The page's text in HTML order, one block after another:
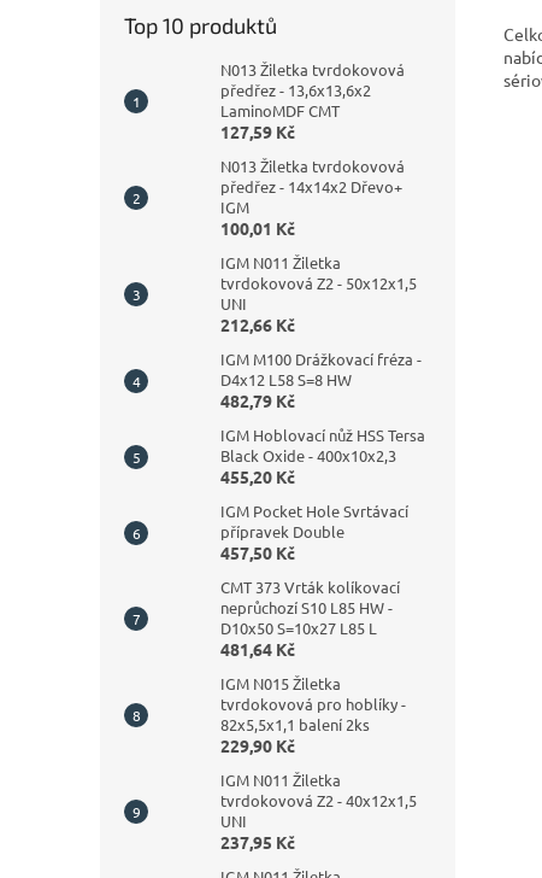
Top 10 produktů
N013 Žiletka tvrdokovová
předřez - 13,6x13,6x2
LaminoMDF CMT
127,59 Kč
N013 Žiletka tvrdokovová
předřez - 14x14x2 Dřevo+
IGM
100,01 Kč
IGM N011 Žiletka
tvrdokovová Z2 - 50x12x1,5
UNI
212,66 Kč
IGM M100 Drážkovací fréza -
D4x12 L58 S=8 HW
482,79 Kč
IGM Hoblovací nůž HSS Tersa
Black Oxide - 400x10x2,3
455,20 Kč
IGM Pocket Hole Svrtávací
přípravek Double
457,50 Kč
CMT 373 Vrták kolíkovací
neprůchozí S10 L85 HW -
D10x50 S=10x27 L85 L
481,64 Kč
IGM N015 Žiletka
tvrdokovová pro hoblíky -
82x5,5x1,1 balení 2ks
229,90 Kč
IGM N011 Žiletka
tvrdokovová Z2 - 40x12x1,5
UNI
237,95 Kč